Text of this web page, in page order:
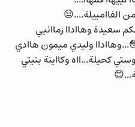
الفاامييلة....😒
سعيدة وهااداا زماانيي
وليدي ميمون هاادي
كحيلة...ااه وكااينة بنيتي